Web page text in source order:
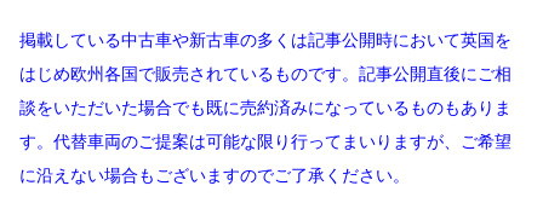
掲載している中古車や新古車の多くは記事公開時において英国を
はじめ欧州各国で販売されているものです。記事公開直後にご相
談をいただいた場合でも既に売約済みになっているものもありま
す。代替車両のご提案は可能な限り行ってまいりますが、ご希望
に沿えない場合もございますのでご了承ください。